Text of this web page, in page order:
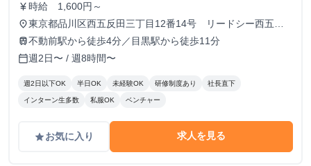
currency_yen 時給 1,600円～
place東京都品川区西五反田三丁目12番14号 リードシー西五反
田ビル7-8階（受付8階）
train不動前駅から徒歩4分／目黒駅から徒歩11分
calendar_today週2日〜 / 週8時間〜
週2日以下OK 半日OK 未経験OK 研修制度あり 社長直下
インターン生多数 私服OK ベンチャー
gradeお気に入り 求人を見る